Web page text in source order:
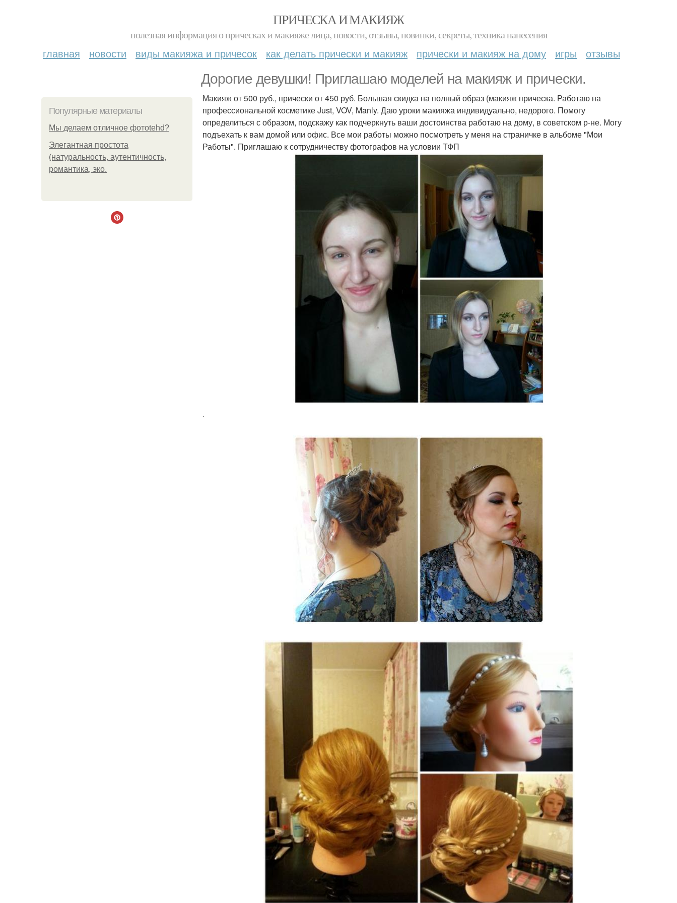
ПРИЧЕСКА И МАКИЯЖ
полезная информация о прическах и макияже лица, новости, отзывы, новинки, секреты, техника нанесения
главная новости виды макияжа и причесок как делать прически и макияж прически и макияж на дому игры отзывы
Дорогие девушки! Приглашаю моделей на макияж и прически.
Популярные материалы
Мы делаем отличное фотоtehd?
Элегантная простота
(натуральность, аутентичность,
романтика, эко.
Макияж от 500 руб., прически от 450 руб. Большая скидка на полный образ (макияж прическа. Работаю на
профессиональной косметике Just, VOV, Manly. Даю уроки макияжа индивидуально, недорого. Помогу
определиться с образом, подскажу как подчеркнуть ваши достоинства работаю на дому, в советском р-не. Могу
подъехать к вам домой или офис. Все мои работы можно посмотреть у меня на страничке в альбоме "Мои
Работы". Приглашаю к сотрудничеству фотографов на условии ТФП
.